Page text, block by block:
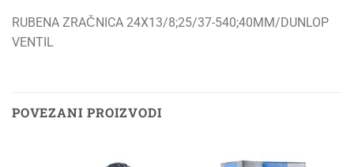
RUBENA ZRAČNICA 24X13/8;25/37-540;40MM/DUNLOP
VENTIL
POVEZANI PROIZVODI